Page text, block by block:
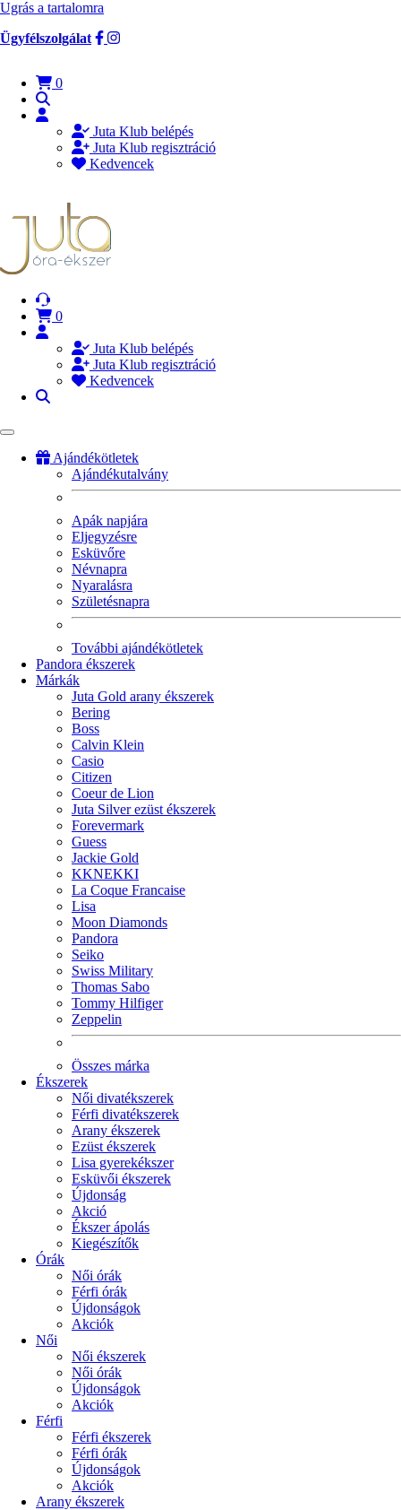
Ugrás a tartalomra
Ügyfélszolgálat
0
Juta Klub belépés
Juta Klub regisztráció
Kedvencek
0
Juta Klub belépés
Juta Klub regisztráció
Kedvencek
Ajándékötletek
Ajándékutalvány
Apák napjára
Eljegyzésre
Esküvőre
Névnapra
Nyaralásra
Születésnapra
További ajándékötletek
Pandora ékszerek
Márkák
Juta Gold arany ékszerek
Bering
Boss
Calvin Klein
Casio
Citizen
Coeur de Lion
Juta Silver ezüst ékszerek
Forevermark
Guess
Jackie Gold
KKNEKKI
La Coque Francaise
Lisa
Moon Diamonds
Pandora
Seiko
Swiss Military
Thomas Sabo
Tommy Hilfiger
Zeppelin
Összes márka
Ékszerek
Női divatékszerek
Férfi divatékszerek
Arany ékszerek
Ezüst ékszerek
Lisa gyerekékszer
Esküvői ékszerek
Újdonság
Akció
Ékszer ápolás
Kiegészítők
Órák
Női órák
Férfi órák
Újdonságok
Akciók
Női
Női ékszerek
Női órák
Újdonságok
Akciók
Férfi
Férfi ékszerek
Férfi órák
Újdonságok
Akciók
Arany ékszerek